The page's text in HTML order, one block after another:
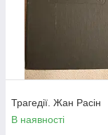
Трагедії. Жан Расін
В наявності